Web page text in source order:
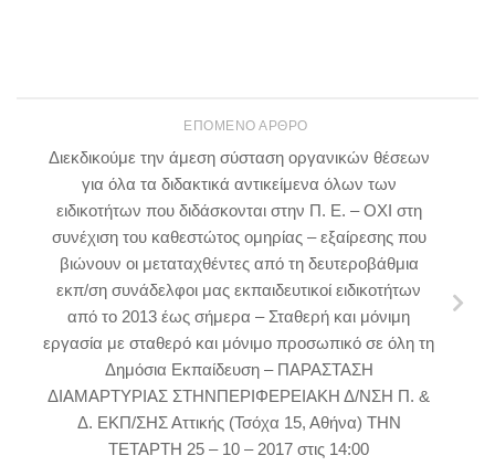
ΕΠΌΜΕΝΟ ΆΡΘΡΟ
Διεκδικούμε την άμεση σύσταση οργανικών θέσεων
για όλα τα διδακτικά αντικείμενα όλων των
ειδικοτήτων που διδάσκονται στην Π. Ε. – ΟΧΙ στη
συνέχιση του καθεστώτος ομηρίας – εξαίρεσης που
βιώνουν οι μεταταχθέντες από τη δευτεροβάθμια
εκπ/ση συνάδελφοι μας εκπαιδευτικοί ειδικοτήτων
από το 2013 έως σήμερα – Σταθερή και μόνιμη
εργασία με σταθερό και μόνιμο προσωπικό σε όλη τη
Δημόσια Εκπαίδευση – ΠΑΡΑΣΤΑΣΗ
ΔΙΑΜΑΡΤΥΡΙΑΣ ΣΤΗΝΠΕΡΙΦΕΡΕΙΑΚΗ Δ/ΝΣΗ Π. &
Δ. ΕΚΠ/ΣΗΣ Αττικής (Τσόχα 15, Αθήνα) ΤΗΝ
ΤΕΤΑΡΤΗ 25 – 10 – 2017 στις 14:00